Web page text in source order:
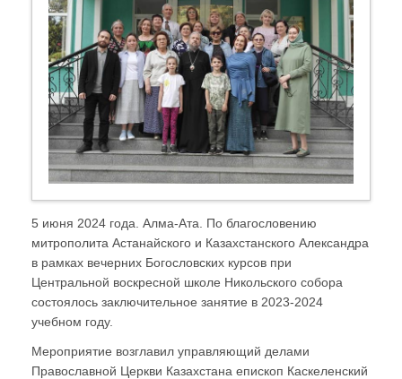
5 июня 2024 года. Алма-Ата. По благословению
митрополита Астанайского и Казахстанского Александра
в рамках вечерних Богословских курсов при
Центральной воскресной школе Никольского собора
состоялось заключительное занятие в 2023-2024
учебном году.
Мероприятие возглавил управляющий делами
Православной Церкви Казахстана епископ Каскеленский